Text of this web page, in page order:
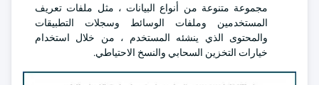
مجموعة متنوعة من أنواع البيانات ، مثل ملفات تعريف
المستخدمين وملفات الوسائط وسجلات التطبيقات
والمحتوى الذي ينشئه المستخدم ، من خلال استخدام
خيارات التخزين السحابي والنسخ الاحتياطي.